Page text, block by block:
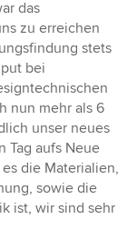
das
zu erreichen
stets
bei
nun mehr als 6
unser neues
Tag aufs Neue
die Materialien,
sowie die
ist, wir sind sehr